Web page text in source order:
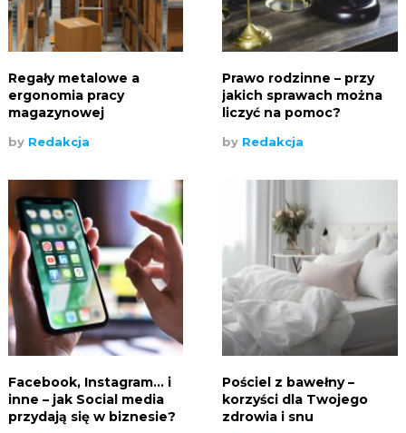
Regały metalowe a
ergonomia pracy
magazynowej
by Redakcja
Prawo rodzinne – przy
jakich sprawach można
liczyć na pomoc?
by Redakcja
Facebook, Instagram… i
inne – jak Social media
przydają się w biznesie?
Pościel z bawełny –
korzyści dla Twojego
zdrowia i snu